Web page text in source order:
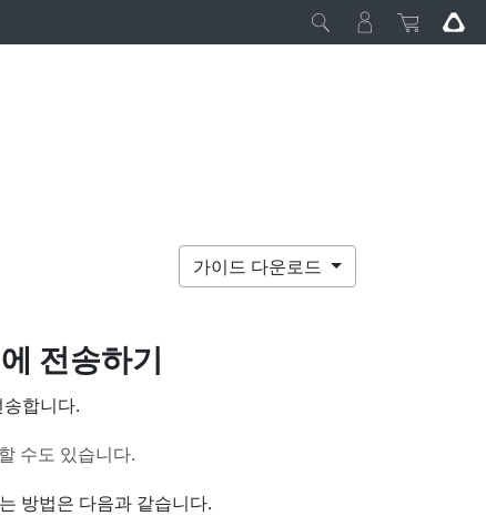
가이드 다운로드
전송하기
합니다.
수도 있습니다.
방법은 다음과 같습니다.